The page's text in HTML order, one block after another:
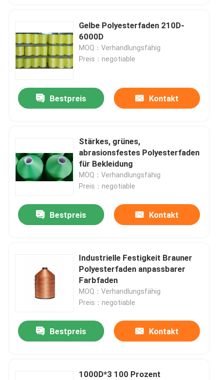
Gelbe Polyesterfaden 210D-
6000D
MOQ：Verhandlungsfähig
Preis：negotiable
Bestpreis Kontakt
Stärkes, grünes,
abrasionsfestes Polyesterfaden
für Bekleidung
MOQ：Verhandlungsfähig
Preis：negotiable
Bestpreis Kontakt
Industrielle Festigkeit Brauner
Polyesterfaden anpassbarer
Farbfaden
MOQ：Verhandlungsfähig
Preis：negotiable
Bestpreis Kontakt
1000D*3 100 Prozent